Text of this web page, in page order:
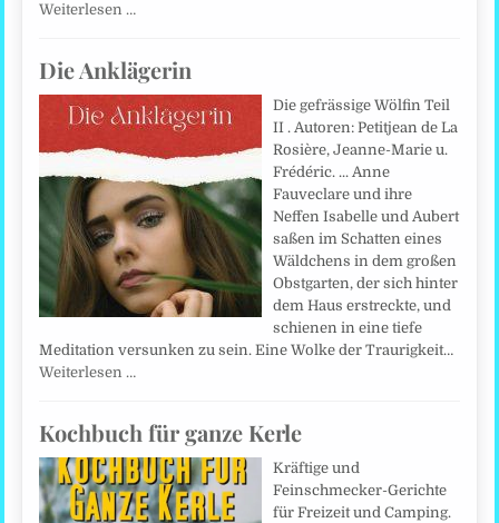
Weiterlesen …
Die Anklägerin
Die gefrässige Wölfin Teil
II . Autoren: Petitjean de La
Rosière, Jeanne-Marie u.
Frédéric. ... Anne
Fauveclare und ihre
Neffen Isabelle und Aubert
saßen im Schatten eines
Wäldchens in dem großen
Obstgarten, der sich hinter
dem Haus erstreckte, und
schienen in eine tiefe
Meditation versunken zu sein. Eine Wolke der Traurigkeit…
Weiterlesen …
Kochbuch für ganze Kerle
Kräftige und
Feinschmecker-Gerichte
für Freizeit und Camping.